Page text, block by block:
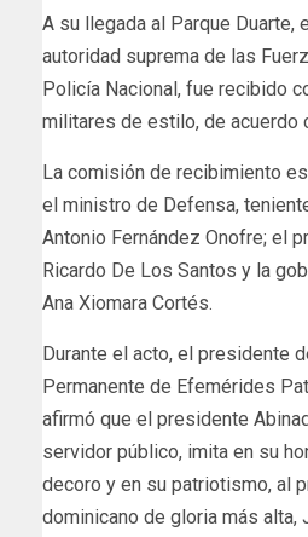
A su llegada al Parque Duarte,
autoridad suprema de las
Policía Nacional, fue recibido
militares de estilo, de acuerdo
La comisión de recibimiento
el ministro de Defensa,
Antonio Fernández Onofre; el
Ricardo De Los Santos y la
Ana Xiomara Cortés.
Durante el acto, el presidente
Permanente de Efemérides
afirmó que el presidente
servidor público, imita en su
decoro y en su patriotismo, al
dominicano de gloria más alta,